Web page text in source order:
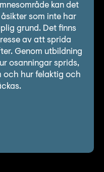
Lyssna
kan det
som inte har
grund. Det finns
av att sprida
Genom utbildning
osanningar sprids,
och hur felaktig och